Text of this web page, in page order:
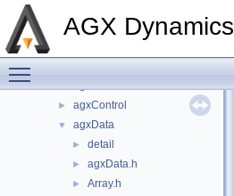
AGX Dynamics
include
► agxControl
▼ agxData
► detail
► agxData.h
► Array.h